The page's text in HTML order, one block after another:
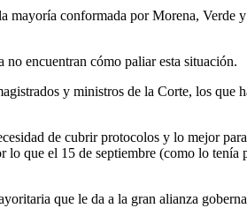
mayoría conformada por Morena, Verde
encuentran cómo paliar esta situación.
y ministros de la Corte, los que
de cubrir protocolos y lo mejor
que el 15 de septiembre (como lo tenía
que le da a la gran alianza